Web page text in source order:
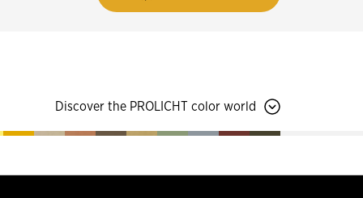
Discover the PROLICHT color world